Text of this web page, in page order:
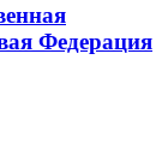
Федерация